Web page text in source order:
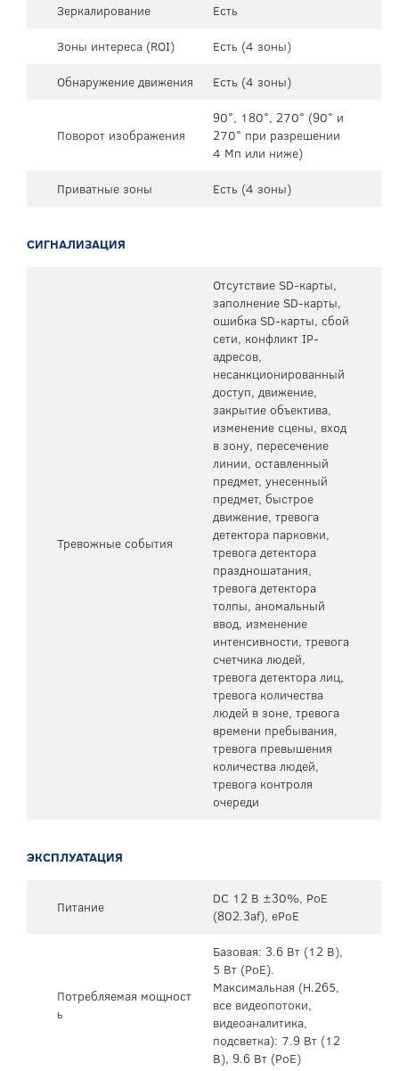
Зеркалирование
Есть
Зоны интереса (ROI)
Есть (4 зоны)
Обнаружение движения
Есть (4 зоны)
Поворот изображения
90°, 180°, 270° (90° и
270° при разрешении
4 Mп или ниже)
Приватные зоны
Есть (4 зоны)
СИГНАЛИЗАЦИЯ
Тревожные события
Отсутствие SD-карты,
заполнение SD-карты,
ошибка SD-карты, сбой
сети, конфликт IP-
адресов,
несанкционированный
доступ, движение,
закрытие объектива,
изменение сцены, вход
в зону, пересечение
линии, оставленный
предмет, унесенный
предмет, быстрое
движение, тревога
детектора парковки,
тревога детектора
праздношатания,
тревога детектора
толпы, аномальный
ввод, изменение
интенсивности, тревога
счетчика людей,
тревога детектора лиц,
тревога количества
людей в зоне, тревога
времени пребывания,
тревога превышения
количества людей,
тревога контроля
очереди
ЭКСПЛУАТАЦИЯ
Питание
DC 12 В ±30%, PoE
(802.3af), ePoE
Потребляемая мощност
ь
Базовая: 3.6 Вт (12 В),
5 Вт (PoE).
Максимальная (H.265,
все видеопотоки,
видеоаналитика,
подсветка): 7.9 Вт (12
В), 9.6 Вт (PoE)